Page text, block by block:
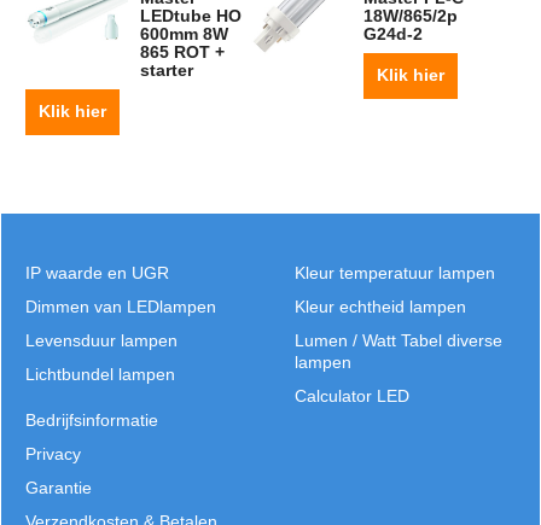
LEDtube HO
600mm 8W
865 ROT +
starter
Klik hier
18W/865/2p
G24d-2
Klik hier
Kleur temperatuur lampen
Kleur echtheid lampen
Lumen / Watt Tabel diverse
lampen
Calculator LED
IP waarde en UGR
Dimmen van LEDlampen
Levensduur lampen
Lichtbundel lampen
Bedrijfsinformatie
Privacy
Garantie